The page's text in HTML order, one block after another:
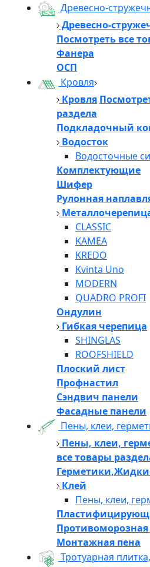
Древесно-
Древесно-
Посмотреть все
Фанера
ОСП
Кровля
Кровля
раздела
Подкладочный
Водосток
Водосточные
Комплектующие
Шифер
Рулонная
CLASSIC
KAMEA
KREDO
Kvinta Uno
MODERN
QUADRO PROFI
Ондулин
Гибкая черепица
SHINGLAS
ROOFSHIELD
Плоский лист
Профнастил
Сэндвич панели
Фасадные панели
Пены, клеи,
Пены, клеи,
все товары
Клей
Пены, клеи,
Противоморозная
Монтажная пена
Тротуарная